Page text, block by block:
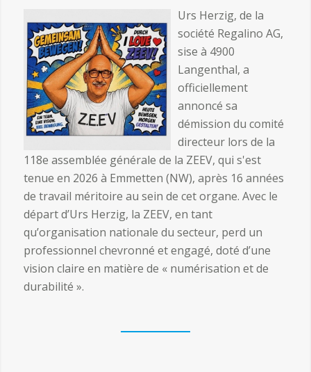
Urs Herzig, de la
société Regalino AG,
sise à 4900
Langenthal, a
officiellement
annoncé sa
démission du comité
directeur lors de la
118e assemblée générale de la ZEEV, qui s'est
tenue en 2026 à Emmetten (NW), après 16 années
de travail méritoire au sein de cet organe. Avec le
départ d’Urs Herzig, la ZEEV, en tant
qu’organisation nationale du secteur, perd un
professionnel chevronné et engagé, doté d’une
vision claire en matière de « numérisation et de
durabilité ».